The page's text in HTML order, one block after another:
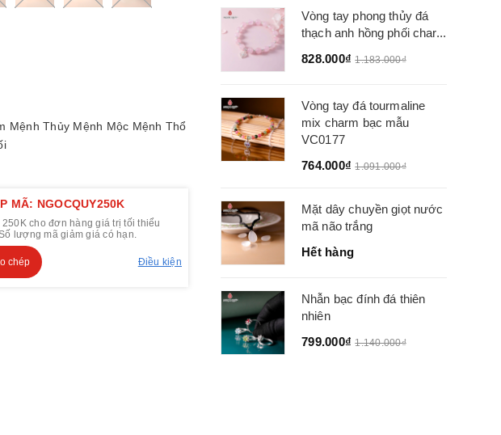
Mệnh Thủy Mệnh Mộc Mệnh Thổ
MÃ: NGOCQUY250K
250K cho đơn hàng giá trị tối thiểu
lượng mã giảm giá có hạn.
chép Điều kiện
Vòng tay phong thủy đá
thạch anh hồng phối char...
828.000₫ 1.183.000₫
Vòng tay đá tourmaline
mix charm bạc mẫu
VC0177
764.000₫ 1.091.000₫
Mặt dây chuyền giọt nước
mã não trắng
Hết hàng
Nhẫn bạc đính đá thiên
nhiên
799.000₫ 1.140.000₫